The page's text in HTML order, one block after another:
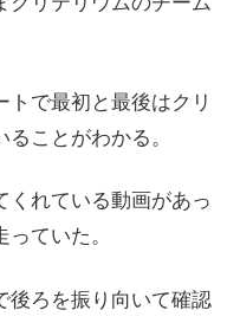
トで最初と最後はクリ
ことがわかる。
くれている動画があっ
ていた。
後ろを振り向いて確認